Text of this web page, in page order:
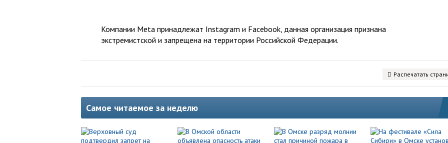
Компании Meta принадлежат Instagram и Facebook, данная организация признана
экстремистской и запрещена на территории Российской Федерации.
Распечатать
Самое читаемое за неделю